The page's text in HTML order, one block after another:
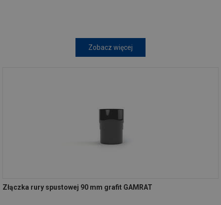
Zobacz więcej
Złączka rury spustowej 90 mm grafit GAMRAT